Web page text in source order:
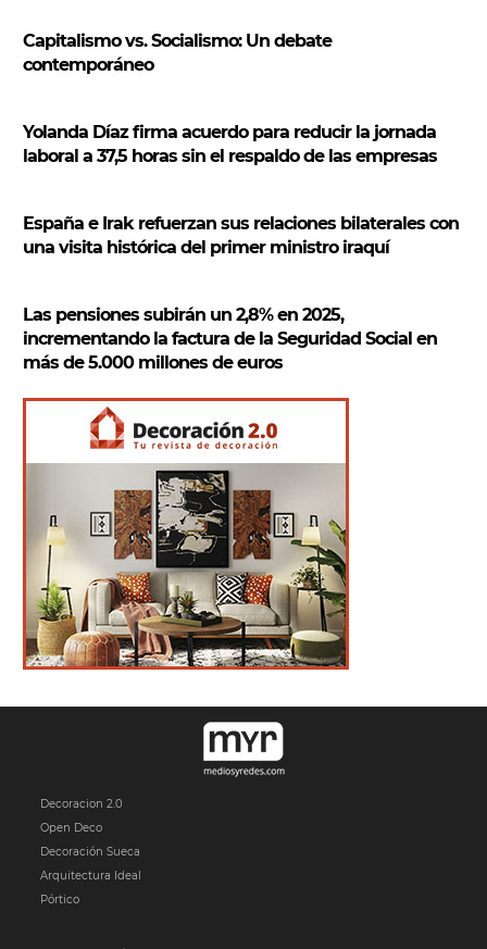
r
Capitalismo vs. Socialismo: Un debate
contemporáneo
Yolanda Díaz firma acuerdo para reducir la jornada
laboral a 37,5 horas sin el respaldo de las empresas
España e Irak refuerzan sus relaciones bilaterales con
una visita histórica del primer ministro iraquí
Las pensiones subirán un 2,8% en 2025,
incrementando la factura de la Seguridad Social en
más de 5.000 millones de euros
Decoracion 2.0
Open Deco
Decoración Sueca
Arquitectura Ideal
Pórtico